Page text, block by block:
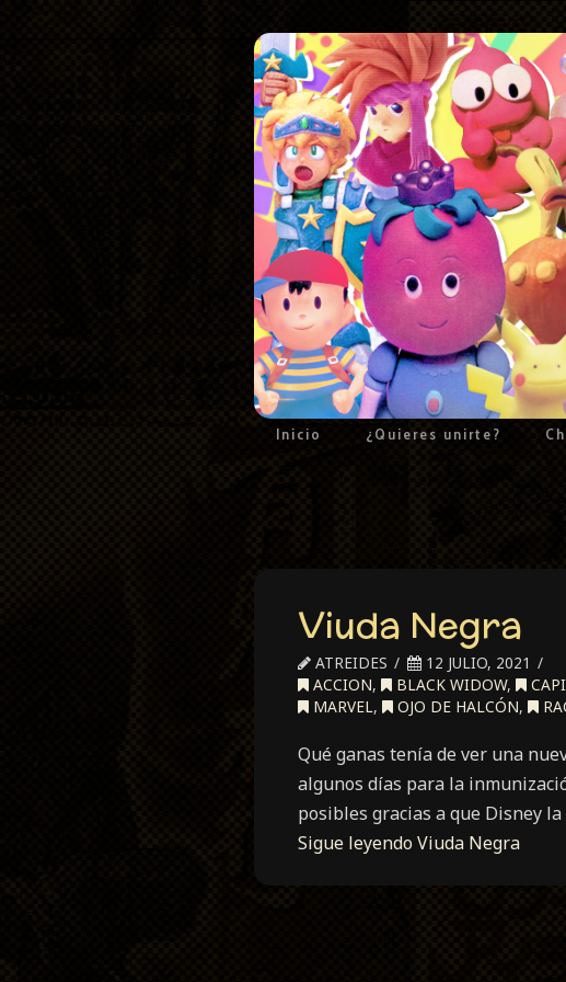
Inicio ¿Quieres unirte?
Viuda Negra
ATREIDES
12 JULIO, 2021
ACCION, BLACK WIDOW,
MARVEL, OJO DE HALCÓN,
Qué ganas tenía de ver una
algunos días para la
posibles gracias a que Disney
Sigue leyendoViuda Negra